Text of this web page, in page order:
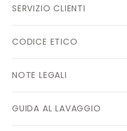
SERVIZIO CLIENTI
CODICE ETICO
NOTE LEGALI
GUIDA AL LAVAGGIO